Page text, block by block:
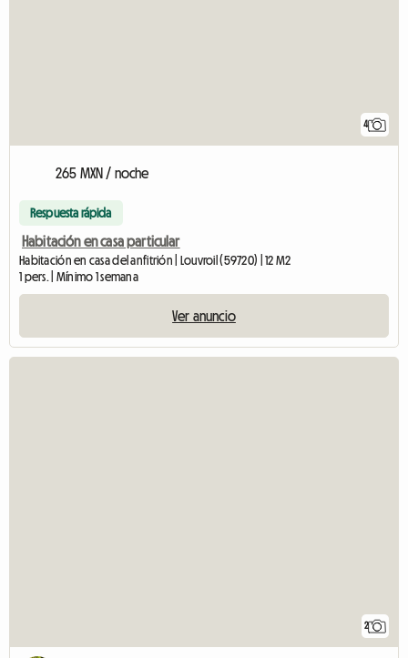
4
265 MXN / noche
Respuesta rápida
Habitación en casa particular
Habitación en casa del anfitrión | Louvroil (59720) | 12 M2
1 pers. | Mínimo 1 semana
Ver anuncio
2